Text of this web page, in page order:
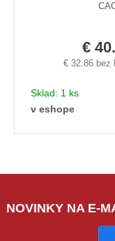
€
€ 32.86 bez
Sklad: 1 ks
v eshope
NOVINKY NA E-